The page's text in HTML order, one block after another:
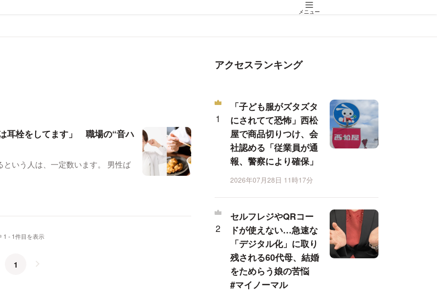
メニュー
耳栓をしてます」 職場の“音ハ
人は、一定数います。 男性ば
1 - 1件目を表示
1
アクセスランキング
「子ども服がズタズタ
にされてて恐怖」西松
屋で商品切りつけ、会
社認める「従業員が通
報、警察により確保」
2026年07月28日 11時17分
セルフレジやQRコー
ドが使えない…急速な
「デジタル化」に取り
残される60代母、結婚
をためらう娘の苦悩
#マイノーマル